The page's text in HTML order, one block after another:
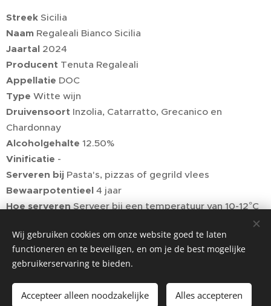
Streek Sicilia
Naam Regaleali Bianco Sicilia
Jaartal 2024
Producent Tenuta Regaleali
Appellatie DOC
Type Witte wijn
Druivensoort Inzolia, Catarratto, Grecanico en
Chardonnay
Alcoholgehalte 12.50%
Vinificatie -
Serveren bij Pasta's, pizzas of gegrild vlees
Bewaarpotentieel 4 jaar
Hoe serverenServeer bij een temperatuur van 10-12°C
Wij gebruiken cookies om onze website goed te laten
functioneren en te beveiligen, en om je de best mogelijke
gebruikerservaring te bieden.
Accepteer alleen noodzakelijke Alles accepteren